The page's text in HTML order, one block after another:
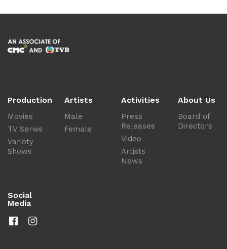
Production
Movies
TV Series
Variety
Shows
Artists
Male
Female
Activities
Press
Releases
Video
Artists
News
About Us
Board of
Directors
Social
Media